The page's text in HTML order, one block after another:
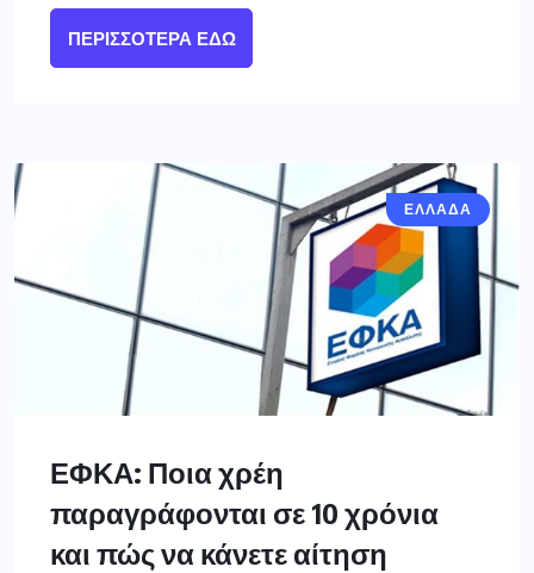
ΠΕΡΙΣΣΌΤΕΡΑ ΕΔΏ
ΕΛΛΑΔΑ
ΕΦΚΑ: Ποια χρέη
παραγράφονται σε 10 χρόνια
και πώς να κάνετε αίτηση